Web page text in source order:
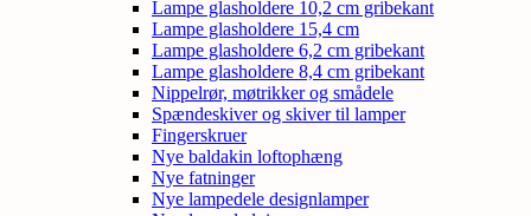
Lampe glasholdere 10,2 cm gribekant
Lampe glasholdere 15,4 cm
Lampe glasholdere 6,2 cm gribekant
Lampe glasholdere 8,4 cm gribekant
Nippelrør, møtrikker og smådele
Spændeskiver og skiver til lamper
Fingerskruer
Nye baldakin loftophæng
Nye fatninger
Nye lampedele designlamper